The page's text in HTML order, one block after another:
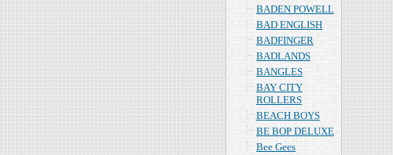
BADEN POWELL
BAD ENGLISH
BADFINGER
BADLANDS
BANGLES
BAY CITY
ROLLERS
BEACH BOYS
BE BOP DELUXE
Bee Gees